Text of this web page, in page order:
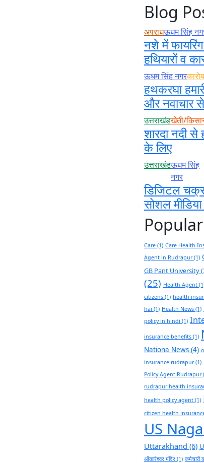
Blog
अपराधऊधम सिंह
नशे में
हथियारों व
ऊधम सिंह नगर
हथकरघा
और नवाचार
उत्तराखंडखेती/
शारदा नदी
के लिए
उत्तराखंडऊधम सिंह
नगर
डिजिटल
सोशल
Care (1) Care Health
Agent in Rudrapur(1)
GB Pant University
(25) Health Agent
citizens (1) health
hai (1) Health News (1)
policy in hindi (1)
insurance benefits (1)
Nationa News (4)
insurance rudrapur(1)
Policy Agent Rudrapur
rudrapur health
health policy agent (1)
citizen health
US
Uttarakhand (6)
ओंकारेश्वर मंदिर (1) कर्मचारी